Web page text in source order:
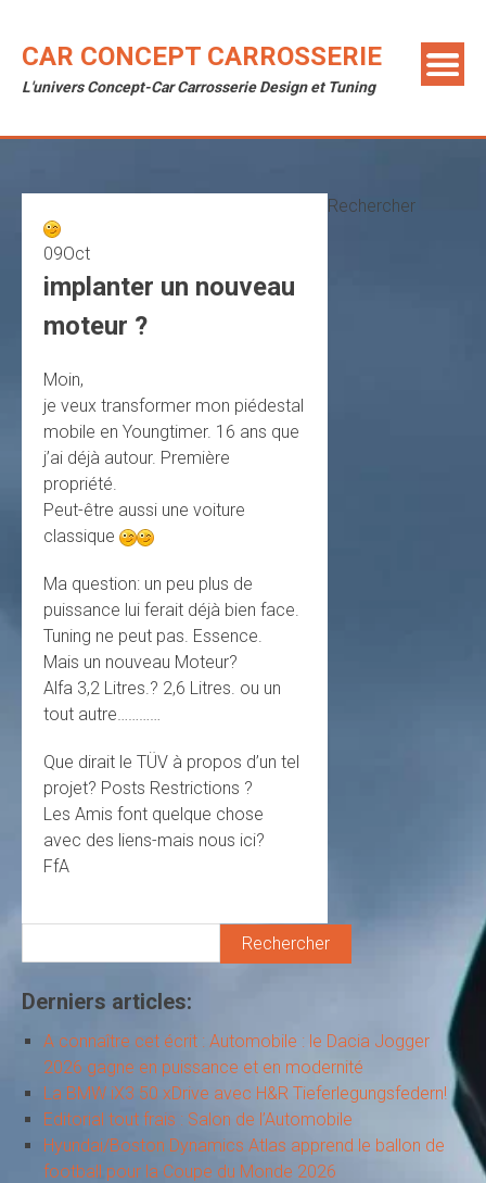
content
CAR CONCEPT CARROSSERIE
L'univers Concept-Car Carrosserie Design et Tuning
09Oct
implanter un nouveau
moteur ?
Moin,
je veux transformer mon piédestal
mobile en Youngtimer. 16 ans que
j’ai déjà autour. Première
propriété.
Peut-être aussi une voiture
classique
Ma question: un peu plus de
puissance lui ferait déjà bien face.
Tuning ne peut pas. Essence.
Mais un nouveau Moteur?
Alfa 3,2 Litres.? 2,6 Litres. ou un
tout autre…………
Que dirait le TÜV à propos d’un tel
projet? Posts Restrictions ?
Les Amis font quelque chose
avec des liens-mais nous ici?
FfA
Rechercher
Rechercher
Derniers articles:
A connaître cet écrit : Automobile : le Dacia Jogger
2026 gagne en puissance et en modernité
La BMW iX3 50 xDrive avec H&R Tieferlegungsfedern!
Editorial tout frais : Salon de l’Automobile
Hyundai/Boston Dynamics Atlas apprend le ballon de
football pour la Coupe du Monde 2026